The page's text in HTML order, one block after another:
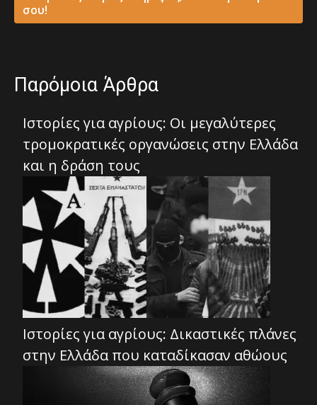
σου!
Παρόμοια Άρθρα
Ιστορίες για αγρίους: Οι μεγαλύτερες
τρομοκρατικές οργανώσεις στην Ελλάδα
και η δράση τους
Ιστορίες για αγρίους: Δικαστικές πλάνες
στην Ελλάδα που καταδίκασαν αθώους